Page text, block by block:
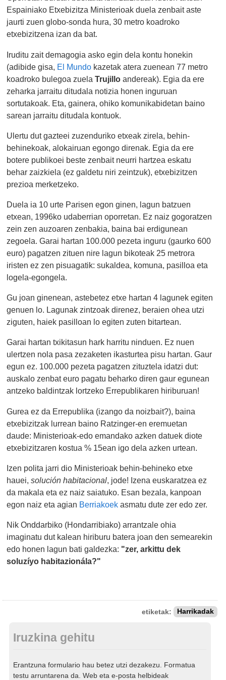
Espainiako Etxebizitza Ministerioak duela zenbait aste
jaurti zuen globo-sonda hura, 30 metro koadroko
etxebizitzena izan da bat.
Iruditu zait demagogia asko egin dela kontu honekin
(adibide gisa, El Mundo kazetak atera zuenean 77 metro
koadroko bulegoa zuelaTrujillo andereak). Egia da ere
zeharka jarraitu ditudala notizia honen inguruan
sortutakoak. Eta, gainera, ohiko komunikabidetan baino
sarean jarraitu ditudala kontuok.
Ulertu dut gazteei zuzenduriko etxeak zirela, behin-
behinekoak, alokairuan egongo direnak. Egia da ere
botere publikoei beste zenbait neurri hartzea eskatu
behar zaizkiela (ez galdetu niri zeintzuk), etxebizitzen
prezioa merketzeko.
Duela ia 10 urte Parisen egon ginen, lagun batzuen
etxean, 1996ko udaberrian oporretan. Ez naiz gogoratzen
zein zen auzoaren zenbakia, baina bai erdigunean
zegoela. Garai hartan 100.000 pezeta inguru (gaurko 600
euro) pagatzen zituen nire lagun bikoteak 25 metrora
iristen ez zen pisuagatik: sukaldea, komuna, pasilloa eta
logela-egongela.
Gu joan ginenean, astebetez etxe hartan 4 lagunek egiten
genuen lo. Lagunak zintzoak direnez, beraien ohea utzi
ziguten, haiek pasilloan lo egiten zuten bitartean.
Garai hartan txikitasun hark harritu ninduen. Ez nuen
ulertzen nola pasa zezaketen ikasturtea pisu hartan. Gaur
egun ez. 100.000 pezeta pagatzen zituztela idatzi dut:
auskalo zenbat euro pagatu beharko diren gaur egunean
antzeko baldintzak lortzeko Errepublikaren hiriburuan!
Gurea ez da Errepublika (izango da noizbait?), baina
etxebizitzak lurrean baino Ratzinger-en eremuetan
daude: Ministerioak-edo emandako azken datuek diote
etxebizitzaren kostua % 15ean igo dela azken urtean.
Izen polita jarri dio Ministerioak behin-behineko etxe
hauei,solución habitacional, jode! Izena euskaratzea ez
da makala eta ez naiz saiatuko. Esan bezala, kanpoan
egon naiz eta agian Berriakoek asmatu dute zer edo zer.
Nik Onddarbiko (Hondarribiako) arrantzale ohia
imaginatu dut kalean hiriburu batera joan den semearekin
edo honen lagun bati galdezka: "zer, arkittu dek
soluzíyo habitazionála?"
etiketak: Harrikadak
Iruzkina gehitu
Erantzuna formulario hau betez utzi dezakezu. Formatua
testu arruntarena da. Web eta e-posta helbideak